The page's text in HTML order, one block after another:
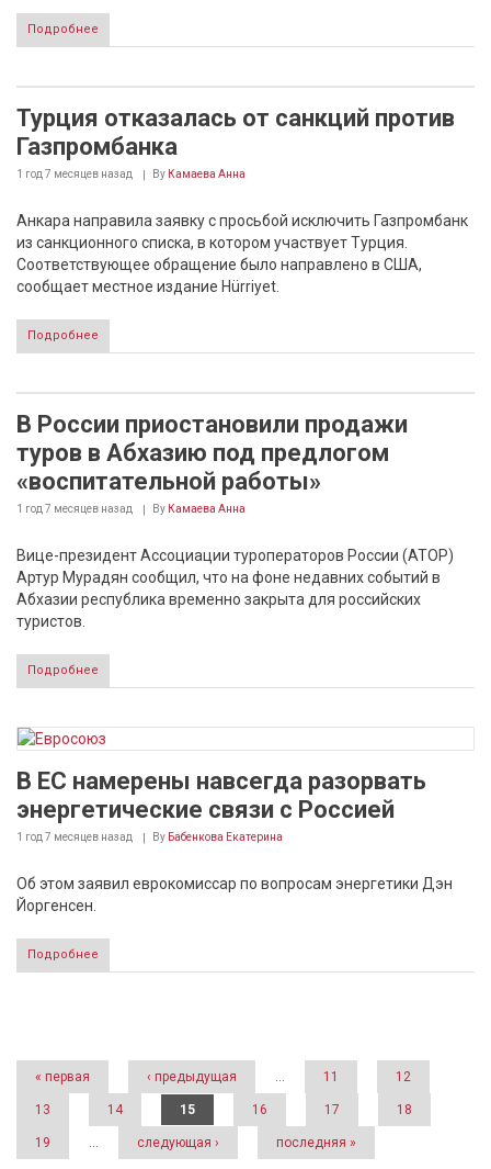
Подробнее
Турция отказалась от санкций против
Газпромбанка
1 год 7 месяцев назад By Камаева Анна
Анкара направила заявку с просьбой исключить Газпромбанк
из санкционного списка, в котором участвует Турция.
Соответствующее обращение было направлено в США,
сообщает местное издание Hürriyet.
Подробнее
В России приостановили продажи
туров в Абхазию под предлогом
«воспитательной работы»
1 год 7 месяцев назад By Камаева Анна
Вице-президент Ассоциации туроператоров России (АТОР)
Артур Мурадян сообщил, что на фоне недавних событий в
Абхазии республика временно закрыта для российских
туристов.
Подробнее
В ЕС намерены навсегда разорвать
энергетические связи с Россией
1 год 7 месяцев назад By Бабенкова Екатерина
Об этом заявил еврокомиссар по вопросам энергетики Дэн
Йоргенсен.
Подробнее
Страницы
« первая ‹ предыдущая … 11 12
13 14 15 16 17 18
19 … следующая › последняя »